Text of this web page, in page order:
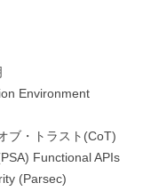
Environment
ブ・トラスト(CoT)
Functional APIs
(Parsec)